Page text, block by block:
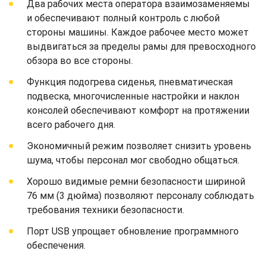
Два рабочих места оператора взаимозаменяемы
и обеспечивают полный контроль с любой
стороны машины. Каждое рабочее место может
выдвигаться за пределы рамы для превосходного
обзора во все стороны.
Функция подогрева сиденья, пневматическая
подвеска, многочисленные настройки и наклон
консолей обеспечивают комфорт на протяжении
всего рабочего дня.
Экономичный режим позволяет снизить уровень
шума, чтобы персонал мог свободно общаться.
Хорошо видимые ремни безопасности шириной
76 мм (3 дюйма) позволяют персоналу соблюдать
требования техники безопасности.
Порт USB упрощает обновление программного
обеспечения.